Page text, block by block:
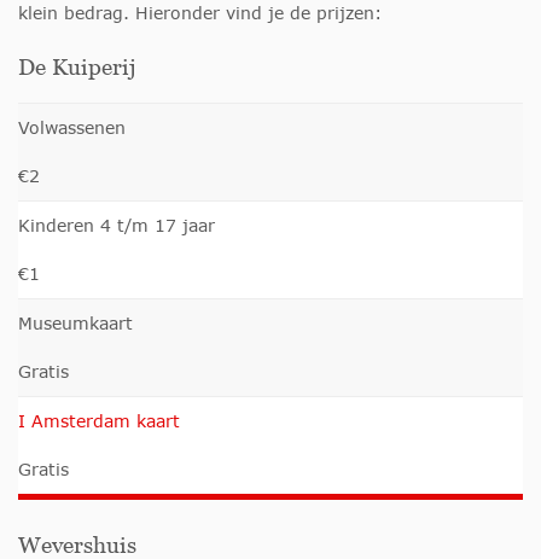
klein bedrag. Hieronder vind je de prijzen:
De Kuiperij
Volwassenen
€2
Kinderen 4 t/m 17 jaar
€1
Museumkaart
Gratis
I Amsterdam kaart
Gratis
Wevershuis